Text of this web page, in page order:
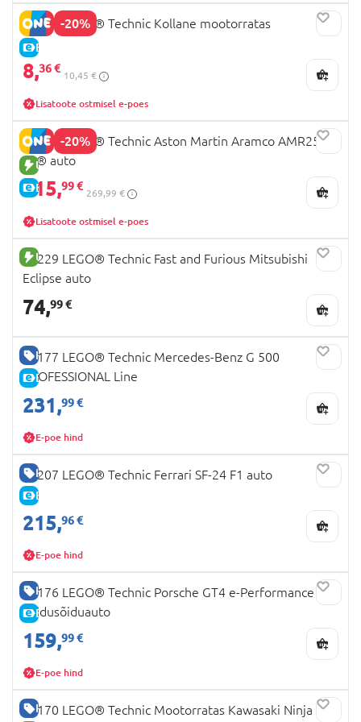
-20%
E-HIND
42225 LEGO® Technic Kollane mootorratas
8,36 €
10,45 €
Lisatoote ostmisel e-poes
-20%
UUS TOODE
E-HIND
42240 LEGO® Technic Aston Martin Aramco AMR25
F1® auto
215,99 €
269,99 €
Lisatoote ostmisel e-poes
UUS TOODE
42229 LEGO® Technic Fast and Furious Mitsubishi
Eclipse auto
74,99 €
HEA HIND
E-HIND
42177 LEGO® Technic Mercedes-Benz G 500
PROFESSIONAL Line
231,99 €
E-poe hind
HEA HIND
E-HIND
42207 LEGO® Technic Ferrari SF-24 F1 auto
215,96 €
E-poe hind
HEA HIND
E-HIND
42176 LEGO® Technic Porsche GT4 e-Performance
võidusõiduauto
159,99 €
E-poe hind
HEA HIND
42170 LEGO® Technic Mootorratas Kawasaki Ninja